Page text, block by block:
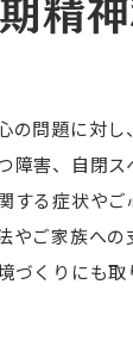
の問題に対
障害、自閉
る症状やご
やご家族へ
くりにも取